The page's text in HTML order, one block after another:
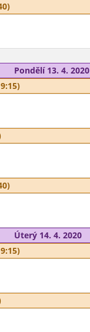
Pondělí 13. 4. 2020
Úterý 14. 4. 2020